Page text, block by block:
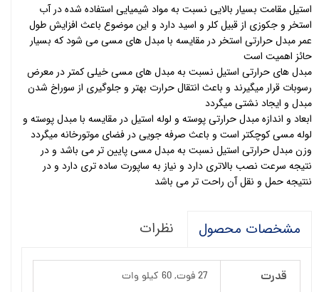
استیل مقامت بسیار بالایی نسبت به مواد شیمیایی استفاده شده در آب
استخر و جکوزی از قبیل کلر و اسید دارد و این موضوع باعث افزایش طول
عمر مبدل حرارتی استخر در مقایسه با مبدل های مسی می شود که بسیار
حائز اهمیت است
مبدل های حرارتی استیل نسبت به مبدل های مسی خیلی کمتر در معرض
رسوبات قرار میگیرند و باعث انتقال حرارت بهتر و جلوگیری از سوراخ شدن
مبدل و ایجاد نشتی میگردد
ابعاد و اندازه مبدل حرارتی پوسته و لوله استیل در مقایسه با مبدل پوسته و
لوله مسی کوچکتر است و باعث صرفه جویی در فضای موتورخانه میگردد
وزن مبدل حرارتی استیل نسبت به مبدل مسی پایین تر می باشد و در
نتیجه سرعت نصب بالاتری دارد و نیاز به ساپورت ساده تری دارد و در
ننتیجه حمل و نقل آن راحت تر می باشد
مشخصات محصول نظرات
قدرت 27 فوت, 60 کیلو وات